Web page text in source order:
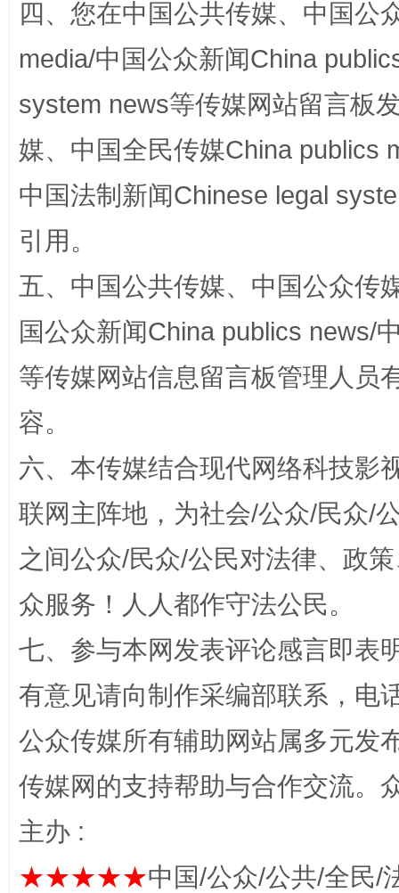
站台名比不上好声名
漫山遍野的桃花与雪山、麦地、白藏房 除
四、您在中国公共传媒、中国公
media/中国公众新闻China
system news等传媒网站留言板
媒、中国全民传媒China publics
中国法制新闻Chinese legal
引用。
五、中国公共传媒、中国公众传
国公众新闻China publics news/
等传媒网站信息留言板管理人员
容。
六、本传媒结合现代网络科技影
联网主阵地，为社会/公众/民众/
之间公众/民众/公民对法律、政
众服务！人人都作守法公民。
七、参与本网发表评论感言即表
有意见请向制作采编部联系，电
公众传媒所有辅助网站属多元发
传媒网的支持帮助与合作交流。
主办 :
★★★★★中国/公众/公共/全民/